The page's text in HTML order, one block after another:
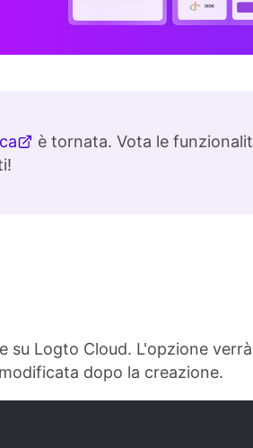
è tornata. Vota le
su Logto Cloud. L'opzione
dopo la creazione.